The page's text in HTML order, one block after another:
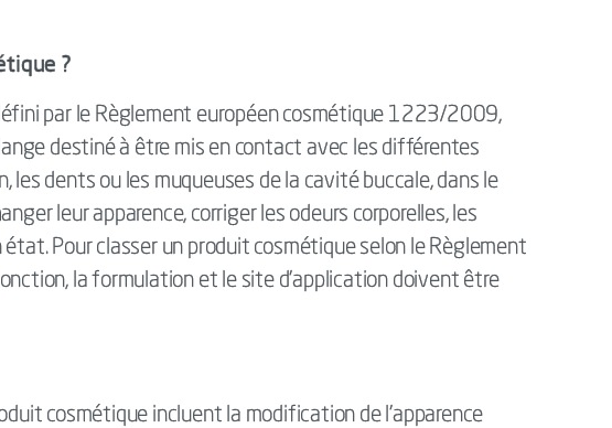
?
par le Règlement européen cosmétique 1223/2009,
destiné à être mis en contact avec les différentes
les dents ou les muqueuses de la cavité buccale, dans le
leur apparence, corriger les odeurs corporelles, les
Pour classer un produit cosmétique selon le Règlement
la formulation et le site d'application doivent être
cosmétique incluent la modification de l'apparence